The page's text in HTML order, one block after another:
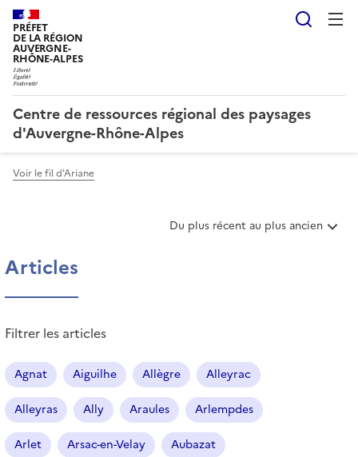
PRÉFET
DE LA RÉGION
AUVERGNE-
RHÔNE-ALPES
Centre de ressources régional des paysages
d'Auvergne-Rhône-Alpes
Voir le fil d'Ariane
T
t
i
c
l
e
Du plus récent au plus ancien
Articles
Filtrer les articles
Agnat Aiguilhe Allègre Alleyrac
Alleyras Ally Araules Arlempdes
Arlet Arsac-en-Velay Aubazat